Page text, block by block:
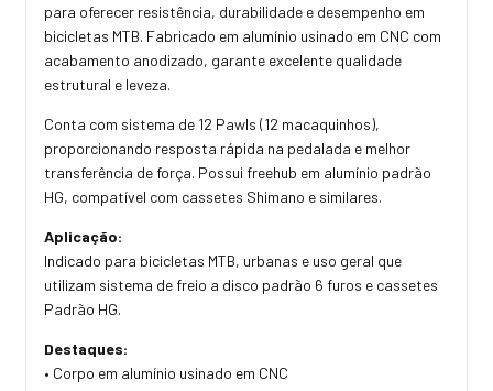
para oferecer resistência, durabilidade e desempenho em
bicicletas MTB. Fabricado em alumínio usinado em CNC com
acabamento anodizado, garante excelente qualidade
estrutural e leveza.
Conta com sistema de 12 Pawls (12 macaquinhos),
proporcionando resposta rápida na pedalada e melhor
transferência de força. Possui freehub em alumínio padrão
HG, compatível com cassetes Shimano e similares.
Aplicação:
Indicado para bicicletas MTB, urbanas e uso geral que
utilizam sistema de freio a disco padrão 6 furos e cassetes
Padrão HG.
Destaques:
• Corpo em alumínio usinado em CNC